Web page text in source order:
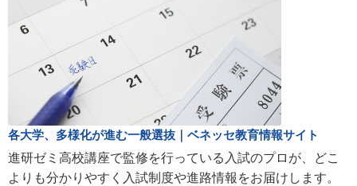
各大学、多様化が進む一般選抜｜ベネッセ教育情報サイト
進研ゼミ高校講座で監修を行っている入試のプロが、どこ
よりも分かりやすく入試制度や進路情報をお届けします。